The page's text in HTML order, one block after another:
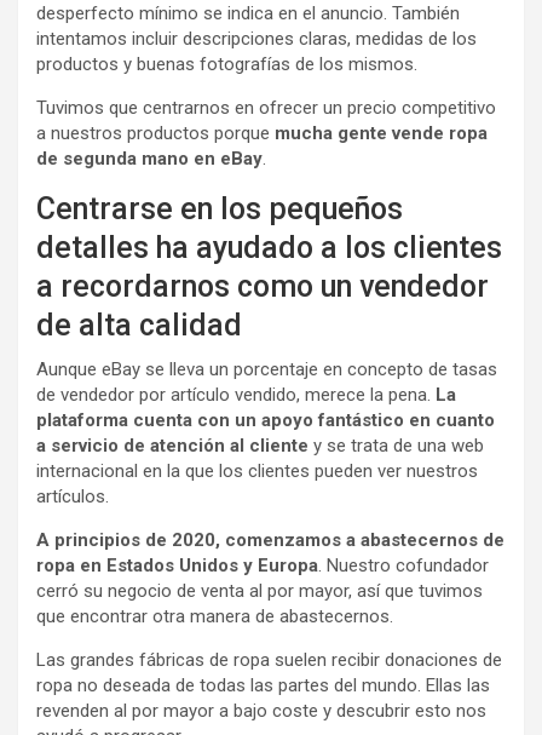
desperfecto mínimo se indica en el anuncio. También
intentamos incluir descripciones claras, medidas de los
productos y buenas fotografías de los mismos.
Tuvimos que centrarnos en ofrecer un precio competitivo
a nuestros productos porque mucha gente vende ropa
de segunda mano en eBay.
Centrarse en los pequeños
detalles ha ayudado a los clientes
a recordarnos como un vendedor
de alta calidad
Aunque eBay se lleva un porcentaje en concepto de tasas
de vendedor por artículo vendido, merece la pena. La
plataforma cuenta con un apoyo fantástico en cuanto
a servicio de atención al cliente y se trata de una web
internacional en la que los clientes pueden ver nuestros
artículos.
A principios de 2020, comenzamos a abastecernos de
ropa en Estados Unidos y Europa. Nuestro cofundador
cerró su negocio de venta al por mayor, así que tuvimos
que encontrar otra manera de abastecernos.
Las grandes fábricas de ropa suelen recibir donaciones de
ropa no deseada de todas las partes del mundo. Ellas las
revenden al por mayor a bajo coste y descubrir esto nos